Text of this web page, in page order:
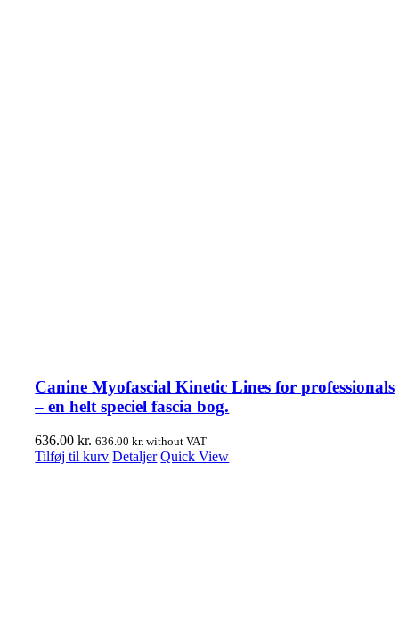
Canine Myofascial Kinetic Lines for professionals
– en helt speciel fascia bog.
636.00kr. 636.00kr. without VAT
Tilføj til kurv Detaljer Quick View